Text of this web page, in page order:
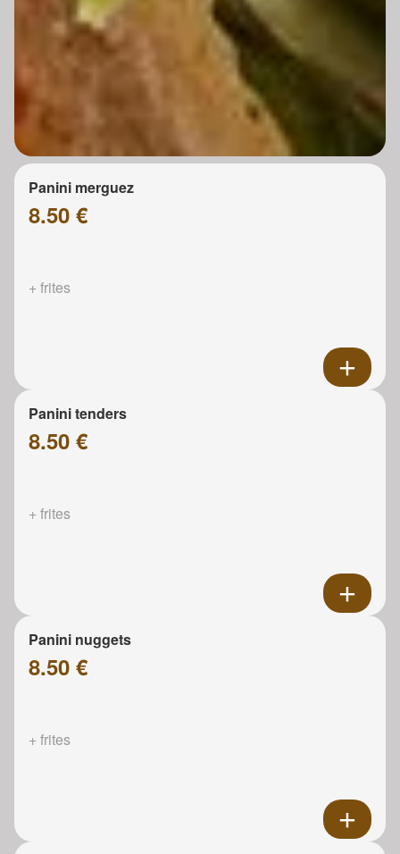
Panini merguez
8.50 €
+ frites
Panini tenders
8.50 €
+ frites
Panini nuggets
8.50 €
+ frites